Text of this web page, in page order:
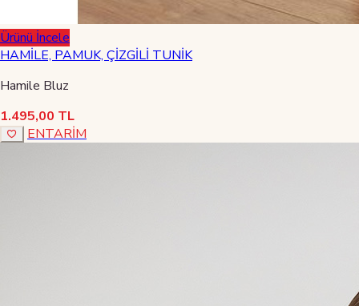
Ürünü İncele
HAMİLE, PAMUK, ÇİZGİLİ TUNİK
Hamile Bluz
1.495,00 TL
ENTARİM